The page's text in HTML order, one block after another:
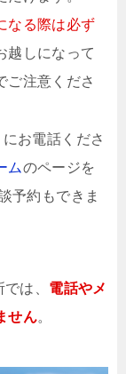
なる際は必ず
越しになって
ご注意くださ
にお電話くださ
ムのページを
予約もできま
は、 電話やメ
せん。